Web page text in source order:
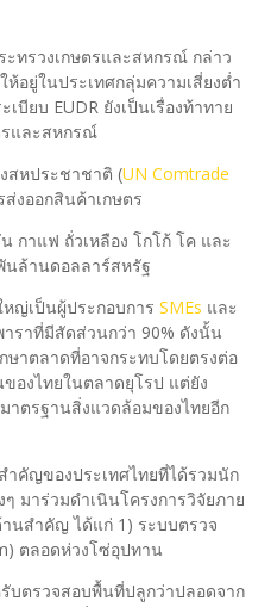
วงเกษตรและสหกรณ์ กล่าว
ห้อยู่ในประเทศกลุ่มความเสี่ยงต่ำ
บียบ EUDR ยังเป็นเรื่องท้าทาย
รและสหกรณ์
สหประชาชาติ (UN Comtrade
งออกสินค้าเกษตร
กาแฟ ถั่วเหลือง โกโก้ โค และ
นล้านดอลลาร์สหรัฐ
ญ่เป็นผู้ประกอบการ SMEs และ
าราที่มีสัดส่วนกว่า 90% ดังนั้น
ษาตลาดที่อาจกระทบโดยตรงต่อ
องไทยในตลาดยุโรป แต่ยัง
าตรฐานสิ่งแวดล้อมของไทยอีก
ของประเทศไทยที่ได้รวมนัก
มาร่วมดำเนินโครงการวิจัยภาย
านสำคัญ ได้แก่ 1) ระบบตรวจ
ตลอดห่วงโซ่อุปทาน
บตรวจสอบพื้นที่ปลูกว่าปลอดจาก